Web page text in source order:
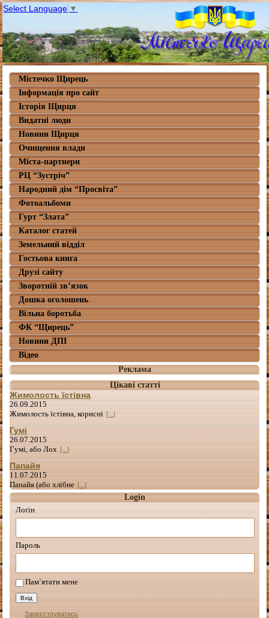
Select Language ▼
Містечко Щирець
Інформація про сайт
Історія Щирця
Видатні люди
Новини Щирця
Очищення влади
Міста-партнери
РЦ “Зустріч”
Народний дім “Просвіта”
Фотоальбоми
Гурт “Злата”
Каталог статей
Земельний відділ
Гостьова книга
Друзі сайту
Зворотній зв’язок
Дошка оголошень
Вільна боротьба
ФК “Щирець”
Новини ДПІ
Відео
Реклама
Цікаві статті
Жимолость їстівна
26.09.2015
Жимолость їстівна, корисні [...]
Гумі
26.07.2015
Гумі, або Лох [...]
Папайя
11.07.2015
Папайя (або хлібне [...]
Login
Лоґін
Пароль
Пам`ятати мене
Зареєструватись